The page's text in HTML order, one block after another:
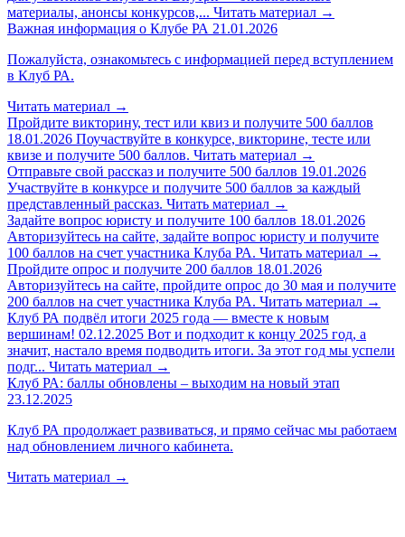
материалы, анонсы конкурсов,... Читать материал →
Важная информация о Клубе РА 21.01.2026
Пожалуйста, ознакомьтесь с информацией перед вступлением
в Клуб РА.
Читать материал →
Пройдите викторину, тест или квиз и получите 500 баллов
18.01.2026 Поучаствуйте в конкурсе, викторине, тесте или
квизе и получите 500 баллов. Читать материал →
Отправьте свой рассказ и получите 500 баллов 19.01.2026
Участвуйте в конкурсе и получите 500 баллов за каждый
представленный рассказ. Читать материал →
Задайте вопрос юристу и получите 100 баллов 18.01.2026
Авторизуйтесь на сайте, задайте вопрос юристу и получите
100 баллов на счет участника Клуба РА. Читать материал →
Пройдите опрос и получите 200 баллов 18.01.2026
Авторизуйтесь на сайте, пройдите опрос до 30 мая и получите
200 баллов на счет участника Клуба РА. Читать материал →
Клуб РА подвёл итоги 2025 года — вместе к новым
вершинам! 02.12.2025 Вот и подходит к концу 2025 год, а
значит, настало время подводить итоги. За этот год мы успели
подг... Читать материал →
Клуб РА: баллы обновлены – выходим на новый этап
23.12.2025
Клуб РА продолжает развиваться, и прямо сейчас мы работаем
над обновлением личного кабинета.
Читать материал →